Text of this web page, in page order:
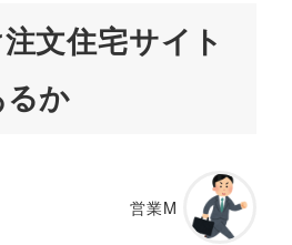
文住宅サイト
か
営業M